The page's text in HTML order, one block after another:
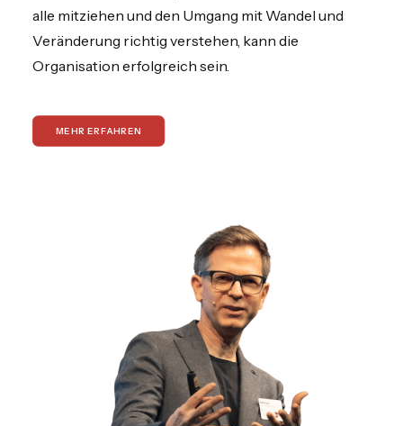
alle mitziehen und den Umgang mit Wandel und
Veränderung richtig verstehen, kann die
Organisation erfolgreich sein.
MEHR ERFAHREN